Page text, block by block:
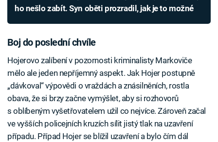
ho nešlo zabít. Syn oběti prozradil, jak je to možné
Boj do poslední chvíle
Hojerovo zalíbení v pozornosti kriminalisty Markoviče
mělo ale jeden nepříjemný aspekt. Jak Hojer postupně
„dávkoval“ výpovědi o vraždách a znásilněních, rostla
obava, že si brzy začne vymýšlet, aby si rozhovorů
s oblíbeným vyšetřovatelem užil co nejvíce. Zároveň začal
ve vyšších policejních kruzích sílit jistý tlak na uzavření
případu. Případ Hojer se blížil uzavření a bylo čím dál